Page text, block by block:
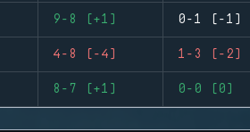
9-8 (+1) 0-1 (-1)
4-8 (-4) 1-3 (-2)
8-7 (+1) 0-0 (0)